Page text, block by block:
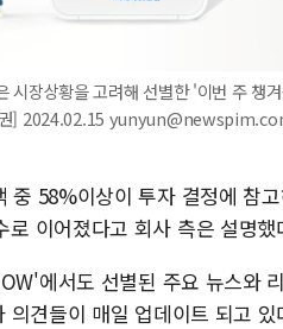
시장상황을 고려해 선별한 '이번 주 챙
권] 2024.02.15
58%이상이 투자 결정에 참
이어졌다고 회사 측은 설명했
에서도 선별된 주요 뉴스와
견들이 매일 업데이트 되고